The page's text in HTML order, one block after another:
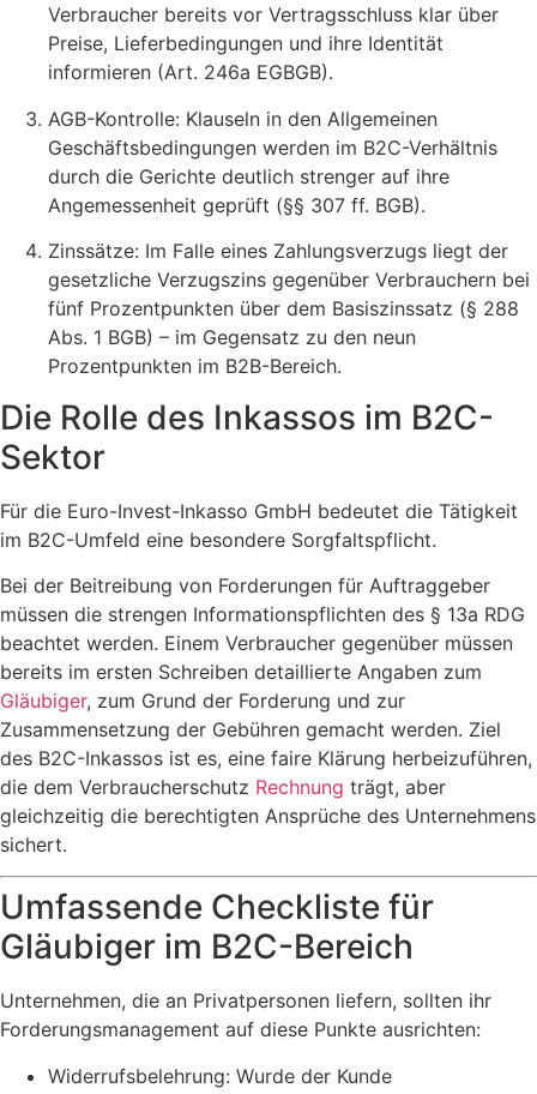
Verbraucher bereits vor Vertragsschluss klar über
Preise, Lieferbedingungen und ihre Identität
informieren (Art. 246a EGBGB).
AGB-Kontrolle: Klauseln in den Allgemeinen
Geschäftsbedingungen werden im B2C-Verhältnis
durch die Gerichte deutlich strenger auf ihre
Angemessenheit geprüft (§§ 307 ff. BGB).
Zinssätze: Im Falle eines Zahlungsverzugs liegt der
gesetzliche Verzugszins gegenüber Verbrauchern bei
fünf Prozentpunkten über dem Basiszinssatz (§ 288
Abs. 1 BGB) – im Gegensatz zu den neun
Prozentpunkten im B2B-Bereich.
Die Rolle des Inkassos im B2C-
Sektor
Für die Euro-Invest-Inkasso GmbH bedeutet die Tätigkeit
im B2C-Umfeld eine besondere Sorgfaltspflicht.
Bei der Beitreibung von Forderungen für Auftraggeber
müssen die strengen Informationspflichten des § 13a RDG
beachtet werden. Einem Verbraucher gegenüber müssen
bereits im ersten Schreiben detaillierte Angaben zum
Gläubiger, zum Grund der Forderung und zur
Zusammensetzung der Gebühren gemacht werden. Ziel
des B2C-Inkassos ist es, eine faire Klärung herbeizuführen,
die dem Verbraucherschutz Rechnung trägt, aber
gleichzeitig die berechtigten Ansprüche des Unternehmens
sichert.
Umfassende Checkliste für
Gläubiger im B2C-Bereich
Unternehmen, die an Privatpersonen liefern, sollten ihr
Forderungsmanagement auf diese Punkte ausrichten:
Widerrufsbelehrung: Wurde der Kunde